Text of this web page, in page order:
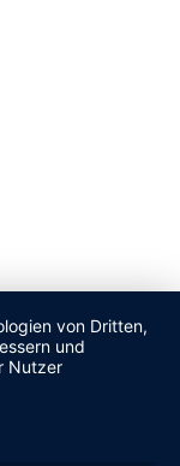
von Dritten,
und
Nutzer